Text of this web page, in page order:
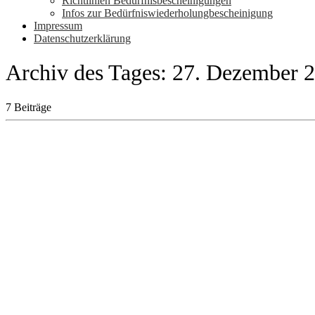
Infos zur Bedürfniswiederholungbescheinigung
Impressum
Datenschutzerklärung
Archiv des Tages: 27. Dezember
7 Beiträge